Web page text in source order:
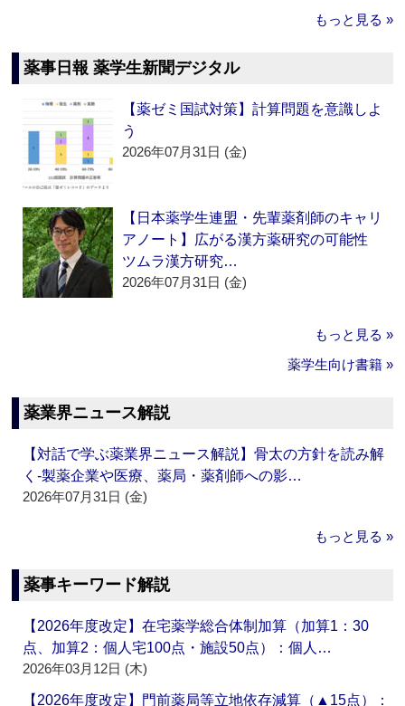
もっと見る »
薬事日報 薬学生新聞デジタル
【薬ゼミ国試対策】計算問題を意識しよ
う
2026年07月31日 (金)
【日本薬学生連盟・先輩薬剤師のキャリ
アノート】広がる漢方薬研究の可能性
ツムラ漢方研究…
2026年07月31日 (金)
もっと見る »
薬学生向け書籍 »
薬業界ニュース解説
【対話で学ぶ薬業界ニュース解説】骨太の方針を読み解
く‐製薬企業や医療、薬局・薬剤師への影…
2026年07月31日 (金)
もっと見る »
薬事キーワード解説
【2026年度改定】在宅薬学総合体制加算（加算1：30
点、加算2：個人宅100点・施設50点）：個人…
2026年03月12日 (木)
【2026年度改定】門前薬局等立地依存減算（▲15点）：